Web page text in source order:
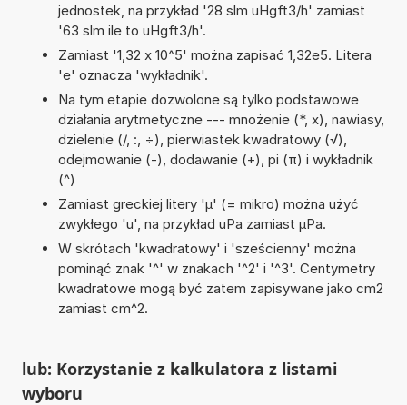
jednostek, na przykład '28 slm uHgft3/h' zamiast
'63 slm ile to uHgft3/h'.
Zamiast '1,32 x 10^5' można zapisać 1,32e5. Litera
'e' oznacza 'wykładnik'.
Na tym etapie dozwolone są tylko podstawowe
działania arytmetyczne --- mnożenie (*, x), nawiasy,
dzielenie (/, :, ÷), pierwiastek kwadratowy (√),
odejmowanie (-), dodawanie (+), pi (π) i wykładnik
(^)
Zamiast greckiej litery 'µ' (= mikro) można użyć
zwykłego 'u', na przykład uPa zamiast µPa.
W skrótach 'kwadratowy' i 'sześcienny' można
pominąć znak '^' w znakach '^2' i '^3'. Centymetry
kwadratowe mogą być zatem zapisywane jako cm2
zamiast cm^2.
lub: Korzystanie z kalkulatora z listami
wyboru